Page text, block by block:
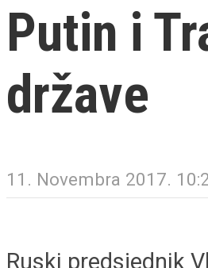
Putin i
države
11. Novembra 2017.
Ruski predsjednik